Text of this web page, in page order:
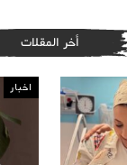
أخر المقلات
اخبار